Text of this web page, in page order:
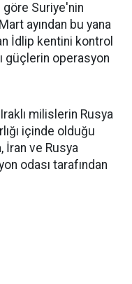
Suriye'nin
ayından bu yana
İdlip kentini kontrol
güçlerin operasyon
milislerin Rusya
içinde olduğu
İran ve Rusya
odası tarafından